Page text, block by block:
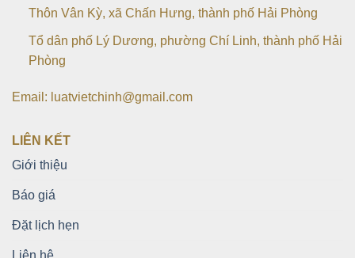
Thôn Vân Kỳ, xã Chấn Hưng, thành phố Hải Phòng
Tổ dân phố Lý Dương, phường Chí Linh, thành phố Hải
Phòng
Email: luatvietchinh@gmail.com
LIÊN KẾT
Giới thiệu
Báo giá
Đặt lịch hẹn
Liên hệ